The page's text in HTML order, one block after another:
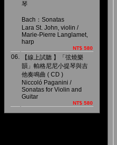
琴
Bach：Sonatas
Lara St. John, violin /
Marie-Pierre Langlamet,
harp
NT$ 580
06.
【線上試聽 】「弦燒樂
韻」帕格尼尼小提琴與吉
他奏鳴曲 ( CD )
Niccoló Paganini /
Sonatas for Violin and
Guitar
NT$ 580